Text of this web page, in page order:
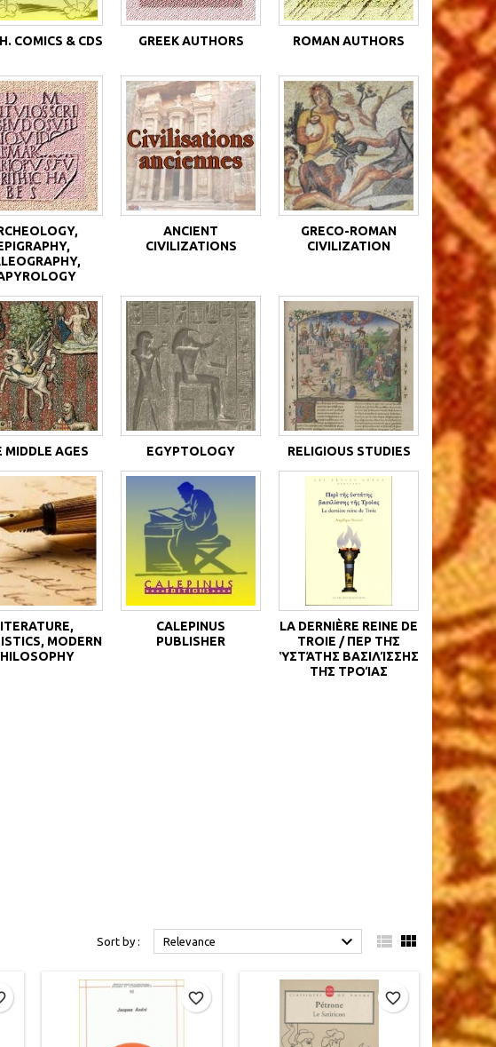
COMICS & CDS GREEK AUTHORS ROMAN AUTHORS
ANCIENT
CIVILIZATIONS
GRECO-ROMAN
CIVILIZATION
MIDDLE AGES EGYPTOLOGY RELIGIOUS STUDIES
MODERN
CALEPINUS
PUBLISHER
LA DERNIÈRE REINE DE
TROIE / ΠΕΡῚ ΤΗ͂Σ Ὑ
ΣΤΆΤΗΣ ΒΑΣΙΛΊΣΣΗΣ Τ
Η͂Σ ΤΡΟΊΑΣ
Sort by : Relevance   
favorite_border favorite_border